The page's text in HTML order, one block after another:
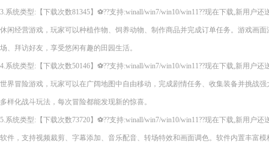
3.系统类型:【下载次数81345】⚽??支持:winall/win7/win10/win11??现在下载,新用户
休闲经营游戏，玩家可以种植作物、饲养动物、制作商品并完成订单任务。游戏画
场、拜访好友，享受悠闲有趣的田园生活。
4.系统类型:【下载次数50146】⚽??支持:winall/win7/win10/win11??现在下载,新用户
世界冒险游戏，玩家可以在广阔地图中自由移动，完成剧情任务、收集装备并挑战
多样化战斗玩法，每次冒险都能发现新的惊喜。
5.系统类型:【下载次数73720】⚽??支持:winall/win7/win10/win11??现在下载,新用户
软件，支持视频裁剪、字幕添加、音乐配音、转场特效和画面调色。软件内置丰富